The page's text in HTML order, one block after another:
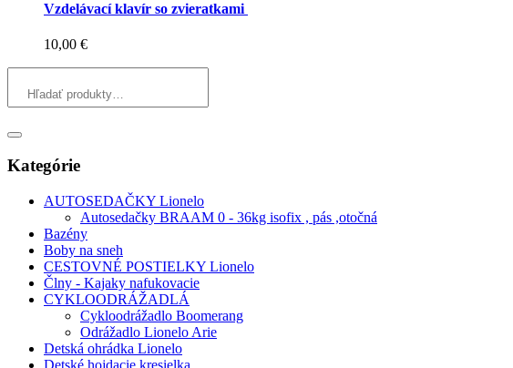
Vzdelávací klavír so zvieratkami
10,00 €
Kategórie
AUTOSEDAČKY Lionelo
Autosedačky BRAAM 0 - 36kg isofix , pás ,otočná
Bazény
Boby na sneh
CESTOVNÉ POSTIELKY Lionelo
Člny - Kajaky nafukovacie
CYKLOODRÁŽADLÁ
Cykloodrážadlo Boomerang
Odrážadlo Lionelo Arie
Detská ohrádka Lionelo
Detské hojdacie kresielka